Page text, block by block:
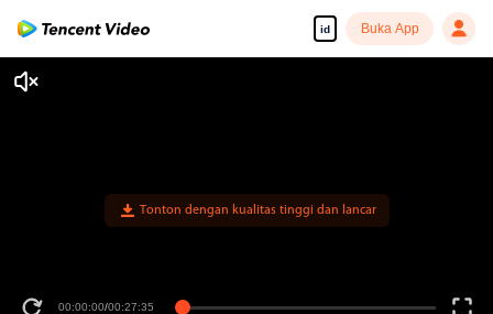
id Buka App
Tonton dengan kualitas tinggi dan lancar
00:00:00/00:27:35